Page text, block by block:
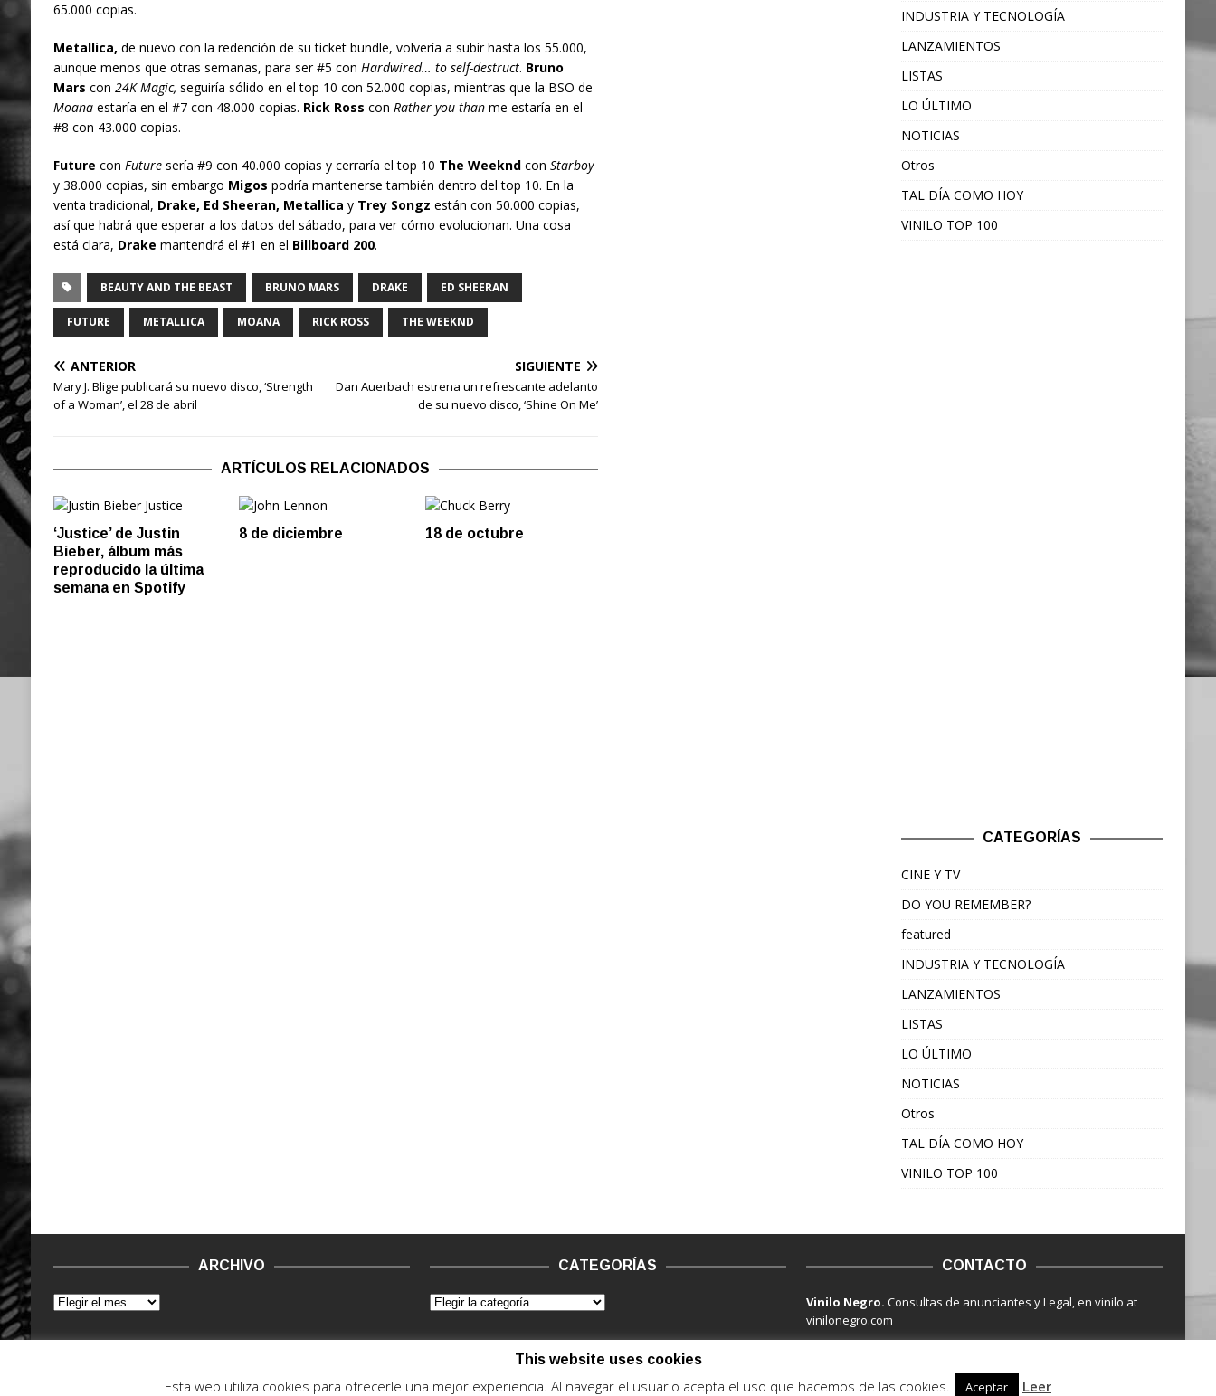
65.000 copias.
Metallica, de nuevo con la redención de su ticket bundle, volvería a subir hasta los 55.000,
aunque menos que otras semanas, para ser #5 con Hardwired… to self-destruct. Bruno
Mars con 24K Magic, seguiría sólido en el top 10 con 52.000 copias, mientras que la BSO de
Moana estaría en el #7 con 48.000 copias. Rick Ross con Rather you thanme estaría en el
#8 con 43.000 copias.
Future con Futuresería #9 con 40.000 copias y cerraría el top 10 The Weekndcon Starboy
y 38.000 copias, sin embargo Migos podría mantenerse también dentro del top 10. En la
venta tradicional, Drake, Ed Sheeran, Metallica y Trey Songz están con 50.000 copias,
así que habrá que esperar a los datos del sábado, para ver cómo evolucionan. Una cosa
está clara, Drake mantendrá el #1 en el Billboard 200.
BEAUTY AND THE BEAST BRUNO MARS DRAKE ED SHEERAN
FUTURE METALLICA MOANA RICK ROSS THE WEEKND
ANTERIOR
Mary J. Blige publicará su nuevo disco, ‘Strength
of a Woman’, el 28 de abril
SIGUIENTE
Dan Auerbach estrena un refrescante adelanto
de su nuevo disco, ‘Shine On Me’
ARTÍCULOS RELACIONADOS
‘Justice’ de Justin
Bieber, álbum más
reproducido la última
semana en Spotify
8 de diciembre 18 de octubre
INDUSTRIA Y TECNOLOGÍA
LANZAMIENTOS
LISTAS
LO ÚLTIMO
NOTICIAS
Otros
TAL DÍA COMO HOY
VINILO TOP 100
CATEGORÍAS
CINE Y TV
DO YOU REMEMBER?
featured
INDUSTRIA Y TECNOLOGÍA
LANZAMIENTOS
LISTAS
LO ÚLTIMO
NOTICIAS
Otros
TAL DÍA COMO HOY
VINILO TOP 100
ARCHIVO CATEGORÍAS CONTACTO
Vinilo Negro.Consultas de anunciantes y Legal, en vinilo at
vinilonegro.com
This website uses cookies
Esta web utiliza cookies para ofrecerle una mejor experiencia. Al navegar el usuario acepta el uso que hacemos de las cookies. Aceptar Leer